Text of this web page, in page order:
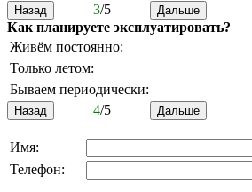
3/5
Как планируете эксплуатировать?
Живём постоянно:
Только летом:
Бываем периодически:
4/5
Имя:
Телефон: